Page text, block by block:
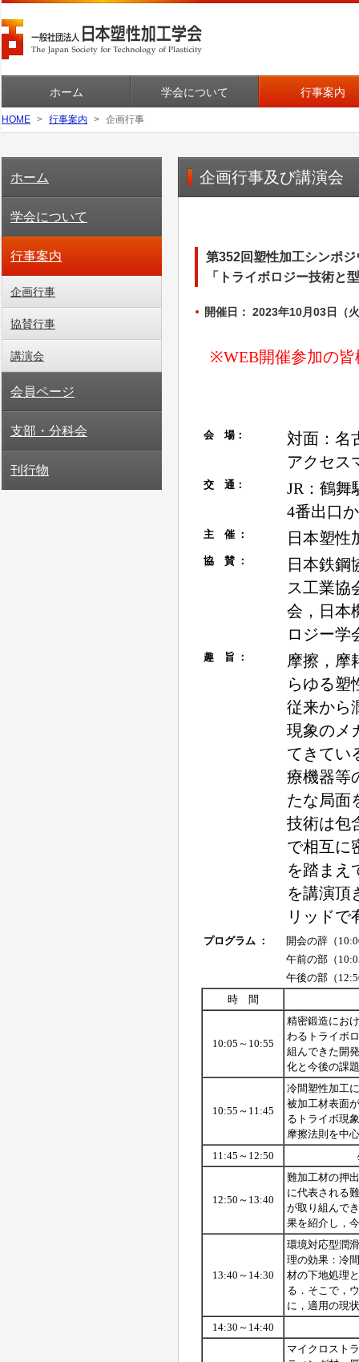
ホーム 学会について 行事案内
HOME 行事案内 企画行事
企画行事及び講演会
第352回塑性加工シンポ
「トライボロジー技術と
開催日： 2023年10月03日（
ホーム
学会について
行事案内
企画行事
協賛行事
講演会
会員ページ
支部・分科会
刊行物